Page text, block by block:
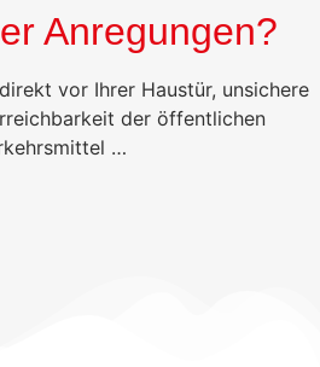
Anregungen?
vor Ihrer Haustür, unsichere
der öffentlichen
…